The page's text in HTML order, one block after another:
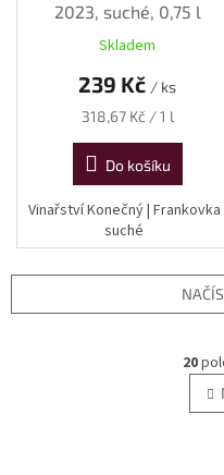
2023, suché, 0,75 l
Skladem
239 Kč / ks
Měrná
318,67 Kč / 1 l
Do košíku
Vinařství Konečný | Frankovka
suché
20